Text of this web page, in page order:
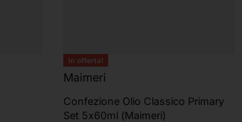
In offerta!
Maimeri
Confezione Olio Classico Primary
Set 5x60ml (Maimeri)